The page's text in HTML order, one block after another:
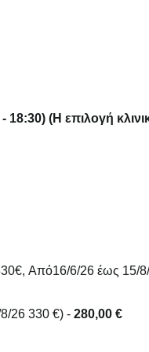
18:30) (Η επιλογή
Από16/6/26 έως 15/
26 : 230€, Από16/6/26 έως 15/8/26 280 €, Από 16/8/26 330 €) - 280,00 €